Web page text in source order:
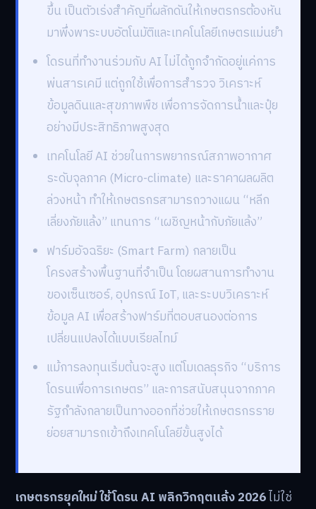
ขึ้น เป็นตัวเร่งสำคัญที่ผลักดันให้เกษตรกรต้องหัน
มาพึ่งพาระบบอัตโนมัติและเทคโนโลยีเกษตรแม่นยำ
โดรนที่ทำงานร่วมกับ AI ไม่ได้ถูกจำกัดอยู่แค่การ
พ่นสารเคมี แต่ถูกใช้เพื่อการสำรวจ วิเคราะห์
ข้อมูลดินและสุขภาพพืช เพื่อการจัดการน้ำและปุ๋ย
อย่างมีประสิทธิภาพสูงสุด
เทคโนโลยี AI ช่วยในการพยากรณ์สภาพอากาศ
ระดับจุลภาค (Micro-climate) และราคาผลผลิต
ล่วงหน้า ทำให้เกษตรกรสามารถวางแผน “หลีก
เลี่ยงภัยแล้ง” แทนการ “เผชิญหน้ากับภัยแล้ง”
ฟาร์มอัจฉริยะ (Smart Farm) กลายเป็น
โครงสร้างพื้นฐานที่จำเป็น โดยผสานการทำงาน
ของเซ็นเซอร์, อุปกรณ์ IoT, และระบบวิเคราะห์
ข้อมูล AI เพื่อสร้างฟาร์มที่ตอบสนองต่อการ
เปลี่ยนแปลงได้แบบเรียลไทม์
แม้การลงทุนเริ่มต้นจะสูง แต่โมเดลธุรกิจ “บริการ
โดรนเพื่อการเกษตร” และการสนับสนุนจากภาค
รัฐกำลังกลายเป็นทางออกที่ช่วยให้เกษตรกรราย
ย่อยสามารถเข้าถึงเทคโนโลยีขั้นสูงได้
เกษตรกรยุคใหม่ ใช้โดรน AI พลิกวิกฤตแล้ง 2026ไม่ใช่